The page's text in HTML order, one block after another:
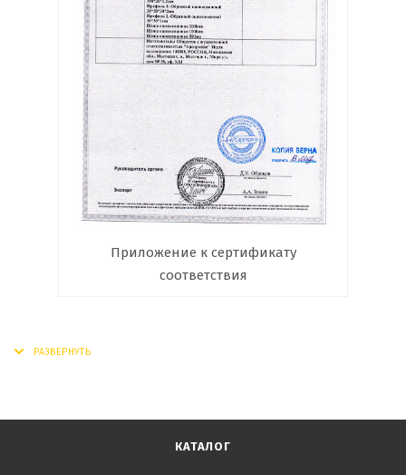
Приложение к сертификату
соответствия
КАТАЛОГ